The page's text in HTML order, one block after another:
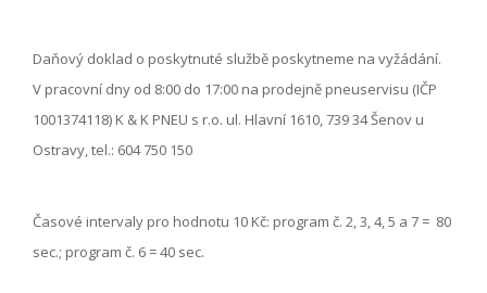
Daňový doklad o poskytnuté službě poskytneme na vyžádání.
V pracovní dny od 8:00 do 17:00 na prodejně pneuservisu (IČP
1001374118) K & K PNEU s r.o. ul. Hlavní 1610, 739 34 Šenov u
Ostravy, tel.: 604 750 150
Časové intervaly pro hodnotu 10 Kč: program č. 2, 3, 4, 5 a 7 = 80
sec.; program č. 6 = 40 sec.